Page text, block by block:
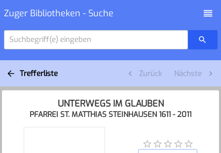
Zuger Bibliotheken - Suche
Suchbegriff(e) eingeben
Trefferliste Zurück Nächste
UNTERWEGS IM GLAUBEN
PFARREI ST. MATTHIAS STEINHAUSEN 1611 - 2011